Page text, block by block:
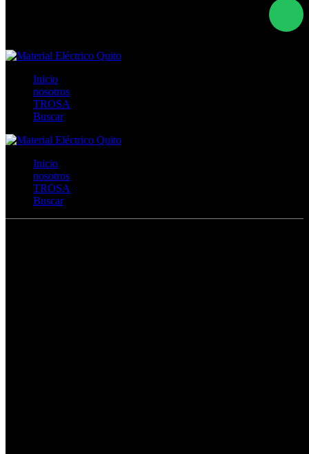
Inicio
nosotros
TROSA
Buscar
Inicio
nosotros
TROSA
Buscar